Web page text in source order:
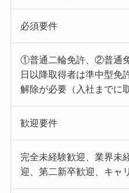
必須要件
①普通二輪免許、②普通
日以降取得者は準中型免
解除が必要（入社までに
歓迎要件
完全未経験歓迎、業界未
迎、第二新卒歓迎、キャ